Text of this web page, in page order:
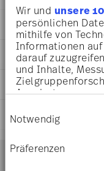
Wir und unsere
persönlichen
mithilfe von
Informationen
darauf
und Inhalte,
Angeboten zu
Sie können Ihre
Cookie-
Privacy Trigger
Notwendig
Präferenzen
DETAILS
Rosenthal
Gianna
Gianna
Glass
PL
DIMENSIONS
28,00
28,00 cm
36,00 cm
CARE AND
SHIPPING AND
Footer
Services